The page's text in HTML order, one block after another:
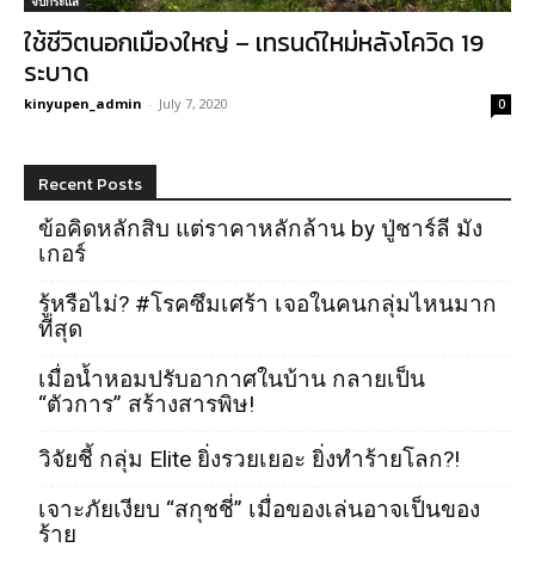
ใช้ชีวิตนอกเมืองใหญ่ – เทรนด์ใหม่หลังโควิด 19
ระบาด
kinyupen_admin - July 7, 2020 0
Recent Posts
ข้อคิดหลักสิบ แต่ราคาหลักล้าน by ปู่ชาร์ลี มัง
เกอร์
รู้หรือไม่? #โรคซึมเศร้า เจอในคนกลุ่มไหนมาก
ที่สุด
เมื่อน้ำหอมปรับอากาศในบ้าน กลายเป็น
“ตัวการ” สร้างสารพิษ!
วิจัยชี้ กลุ่ม Elite ยิ่งรวยเยอะ ยิ่งทำร้ายโลก?!
เจาะภัยเงียบ “สกุชชี่” เมื่อของเล่นอาจเป็นของ
ร้าย